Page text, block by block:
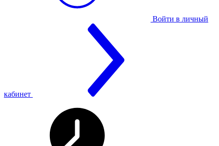
Войти в личный
кабинет